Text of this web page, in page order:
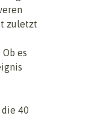
zuletzt
es
40